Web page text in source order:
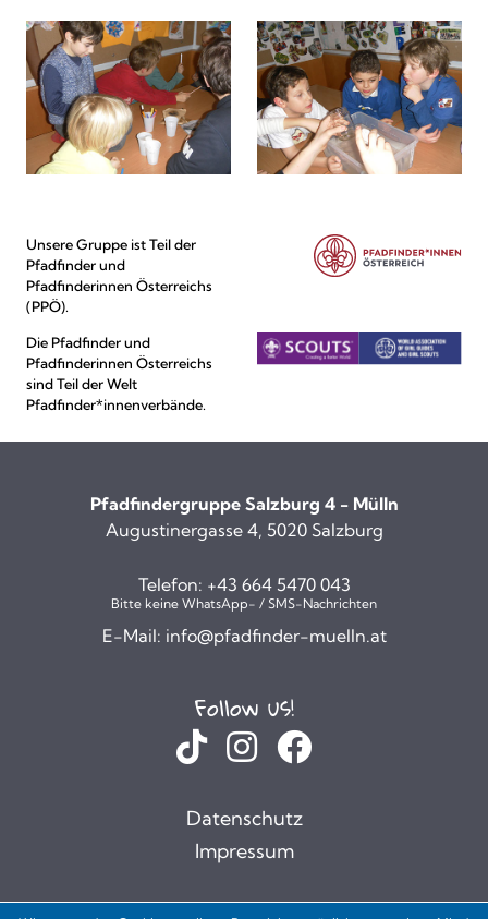
Unsere Gruppe ist Teil der
Pfadfinder und
Pfadfinderinnen Österreichs
(PPÖ).
Die Pfadfinder und
Pfadfinderinnen Österreichs
sind Teil der Welt
Pfadfinder*innenverbände.
Pfadfindergruppe Salzburg 4 - Mülln
Augustinergasse 4, 5020 Salzburg
Telefon: +43 664 5470 043
Bitte keine WhatsApp- / SMS-Nachrichten
E-Mail: info@pfadfinder-muelln.at
Follow us!
Datenschutz
Impressum